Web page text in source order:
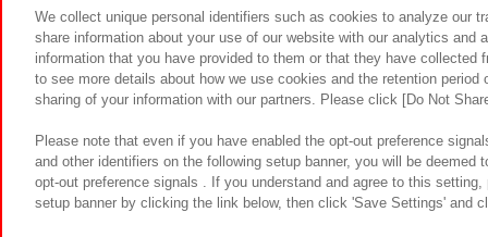
食品のご
We collect unique personal identifiers such as cookies to analyze our
share information about your use of our website with our analytics and
information that you have provided to them or that they have
to see more details about how we use cookies and the retention
sharing of your information with our partners. Please click [Do Not
Please note that even if you have enabled the opt-out preference
and other identifiers on the following setup banner, you will be
opt-out preference signals . If you understand and agree to this
setup banner by clicking the link below, then click 'Save Settings' and